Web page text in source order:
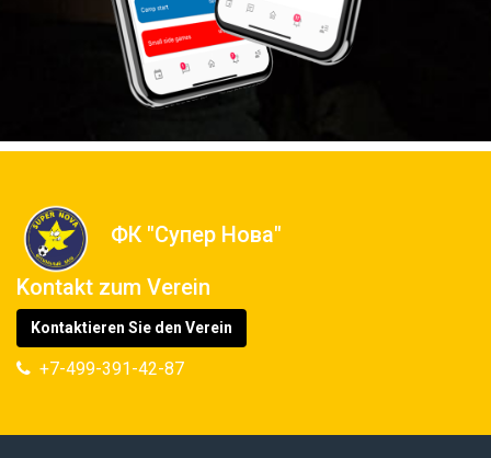
ФК "Супер Нова"
Kontakt zum Verein
Kontaktieren Sie den Verein
+7-499-391-42-87